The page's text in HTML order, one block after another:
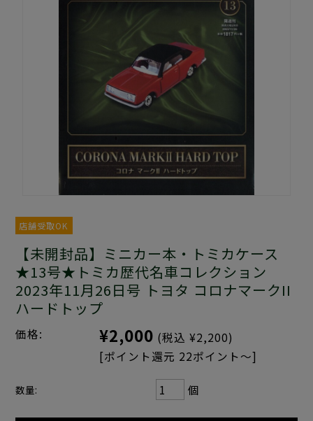
店舗受取OK
【未開封品】ミニカー本・トミカケース
★13号★トミカ歴代名車コレクション
2023年11月26日号 トヨタ コロナマークII
ハードトップ
価格: ¥2,000 (税込 ¥2,200)
[ポイント還元 22ポイント～]
数量: 個